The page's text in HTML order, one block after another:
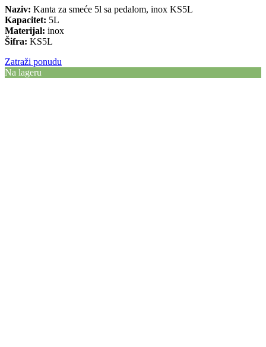
Naziv: Kanta za smeće 5l sa pedalom, inox KS5L
Kapacitet: 5L
Materijal: inox
Šifra: KS5L
Zatraži ponudu
Na lageru